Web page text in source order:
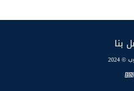
بنا
EN